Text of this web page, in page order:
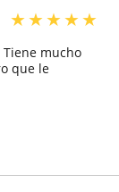
★★★★★
mucho
que le